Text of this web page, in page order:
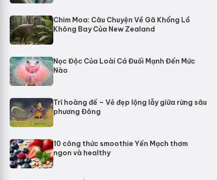
Chim Moa: Câu Chuyện Về Gã Khổng Lồ
Không Bay Của New Zealand
Nọc Độc Của Loài Cá Đuối Mạnh Đến Mức
Nào
Trĩ hoàng đế – Vẻ đẹp lộng lẫy giữa rừng sâu
phương Đông
10 công thức smoothie Yến Mạch thơm
ngon và healthy